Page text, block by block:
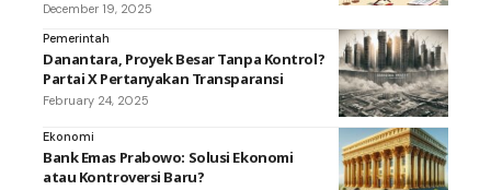
December 19, 2025
Pemerintah
Danantara, Proyek Besar Tanpa Kontrol?
Partai X Pertanyakan Transparansi
February 24, 2025
Ekonomi
Bank Emas Prabowo: Solusi Ekonomi
atau Kontroversi Baru?